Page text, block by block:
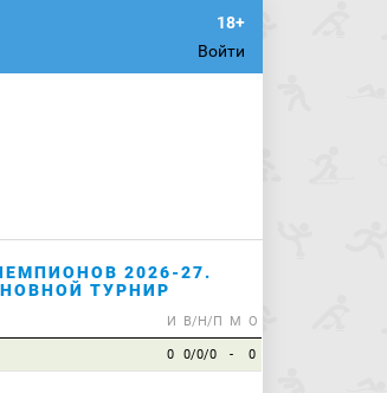
Войти
2026-27.
ТУРНИР
И В/Н/П М О
0 0/0/0 - 0